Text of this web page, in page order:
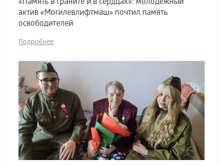
«Память в граните и в сердцах»: молодежный
актив «Могилевлифтмаш» почтил память
освободителей
Подробнее